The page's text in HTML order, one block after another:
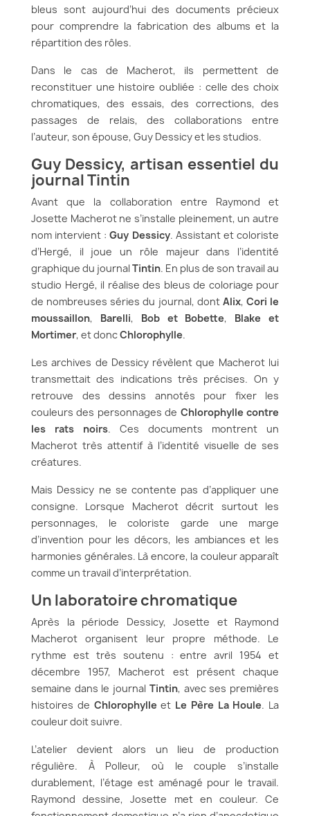
bleus sont aujourd’hui des documents précieux
pour comprendre la fabrication des albums et la
répartition des rôles.
Dans le cas de Macherot, ils permettent de
reconstituer une histoire oubliée : celle des choix
chromatiques, des essais, des corrections, des
passages de relais, des collaborations entre
l’auteur, son épouse, Guy Dessicy et les studios.
Guy Dessicy, artisan essentiel du
journal Tintin
Avant que la collaboration entre Raymond et
Josette Macherot ne s’installe pleinement, un autre
nom intervient :Guy Dessicy. Assistant et coloriste
d’Hergé, il joue un rôle majeur dans l’identité
graphique du journal Tintin. En plus de son travail au
studio Hergé, il réalise des bleus de coloriage pour
de nombreuses séries du journal, dont Alix, Cori le
moussaillon, Barelli, Bob et Bobette, Blake et
Mortimer, et doncChlorophylle.
Les archives de Dessicy révèlent que Macherot lui
transmettait des indications très précises. On y
retrouve des dessins annotés pour fixer les
couleurs des personnages de Chlorophylle contre
les rats noirs. Ces documents montrent un
Macherot très attentif à l’identité visuelle de ses
créatures.
Mais Dessicy ne se contente pas d’appliquer une
consigne. Lorsque Macherot décrit surtout les
personnages, le coloriste garde une marge
d’invention pour les décors, les ambiances et les
harmonies générales. Là encore, la couleur apparaît
comme un travail d’interprétation.
Un laboratoire chromatique
Après la période Dessicy, Josette et Raymond
Macherot organisent leur propre méthode. Le
rythme est très soutenu : entre avril 1954 et
décembre 1957, Macherot est présent chaque
semaine dans le journal Tintin, avec ses premières
histoires de Chlorophylle et Le Père La Houle. La
couleur doit suivre.
L’atelier devient alors un lieu de production
régulière. À Polleur, où le couple s’installe
durablement, l’étage est aménagé pour le travail.
Raymond dessine, Josette met en couleur. Ce